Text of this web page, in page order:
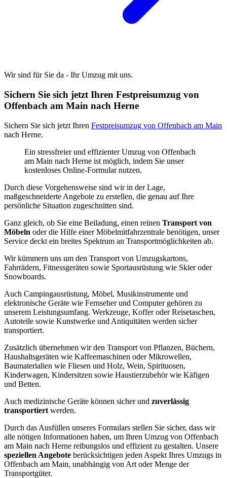
Wir sind für Sie da - Ihr Umzug mit uns.
Sichern Sie sich jetzt Ihren Festpreisumzug von
Offenbach am Main nach Herne
Sichern Sie sich jetzt Ihren Festpreisumzug von Offenbach am Main
nach Herne.
Ein stressfreier und effizienter Umzug von Offenbach
am Main nach Herne ist möglich, indem Sie unser
kostenloses Online-Formular nutzen.
Durch diese Vorgehensweise sind wir in der Lage,
maßgeschneiderte Angebote zu erstellen, die genau auf Ihre
persönliche Situation zugeschnitten sind.
Ganz gleich, ob Sie eine Beiladung, einen reinen Transport von
Möbeln oder die Hilfe einer Möbelmitfahrzentrale benötigen, unser
Service deckt ein breites Spektrum an Transportmöglichkeiten ab.
Wir kümmern uns um den Transport von Umzugskartons,
Fahrrädern, Fitnessgeräten sowie Sportausrüstung wie Skier oder
Snowboards.
Auch Campingausrüstung, Möbel, Musikinstrumente und
elektronische Geräte wie Fernseher und Computer gehören zu
unserem Leistungsumfang. Werkzeuge, Koffer oder Reisetaschen,
Autoteile sowie Kunstwerke und Antiquitäten werden sicher
transportiert.
Zusätzlich übernehmen wir den Transport von Pflanzen, Büchern,
Haushaltsgeräten wie Kaffeemaschinen oder Mikrowellen,
Baumaterialien wie Fliesen und Holz, Wein, Spirituosen,
Kinderwagen, Kindersitzen sowie Haustierzubehör wie Käfigen
und Betten.
Auch medizinische Geräte können sicher und zuverlässig
transportiert werden.
Durch das Ausfüllen unseres Formulars stellen Sie sicher, dass wir
alle nötigen Informationen haben, um Ihren Umzug von Offenbach
am Main nach Herne reibungslos und effizient zu gestalten. Unsere
speziellen Angebote berücksichtigen jeden Aspekt Ihres Umzugs in
Offenbach am Main, unabhängig von Art oder Menge der
Transportgüter.